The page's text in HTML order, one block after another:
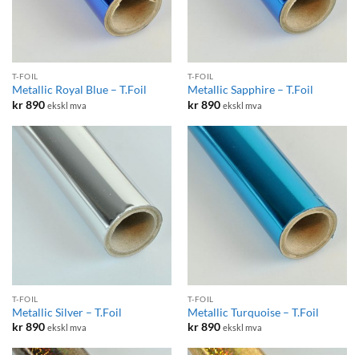
T-FOIL
Metallic Royal Blue – T.Foil
kr890 ekskl mva
T-FOIL
Metallic Sapphire – T.Foil
kr890 ekskl mva
T-FOIL
Metallic Silver – T.Foil
kr890 ekskl mva
T-FOIL
Metallic Turquoise – T.Foil
kr890 ekskl mva